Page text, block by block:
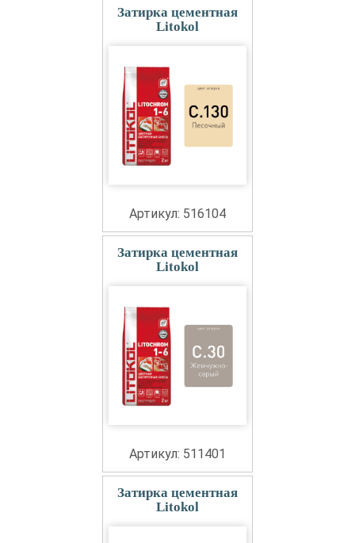
Затирка цементная
Litokol
Артикул: 516104
Затирка цементная
Litokol
Артикул: 511401
Затирка цементная
Litokol